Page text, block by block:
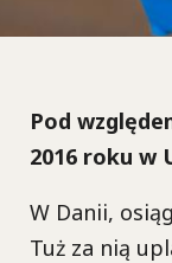
Pod
2016 roku w
W Danii,
Tuż za nią